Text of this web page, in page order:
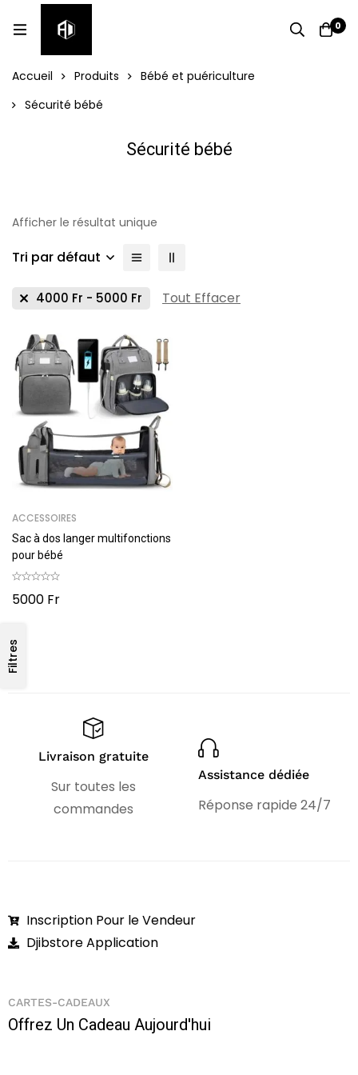
0
Accueil Produits
Bébé et puériculture
Sécurité bébé
Sécurité bébé
Filtres
Afficher le résultat unique
Tri par défaut
4000 Fr - 5000 Fr Tout Effacer
ACCESSOIRES
Sac à dos langer multifonctions
pour bébé
5000 Fr
Livraison gratuite
Sur toutes les
commandes
Assistance dédiée
Réponse rapide 24/7
Inscription Pour le Vendeur
Djibstore Application
CARTES-CADEAUX
Offrez Un Cadeau Aujourd'hui